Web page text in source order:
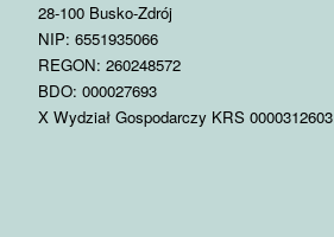
28-100 Busko-Zdrój
NIP: 6551935066
REGON: 260248572
BDO: 000027693
X Wydział Gospodarczy KRS 0000312603